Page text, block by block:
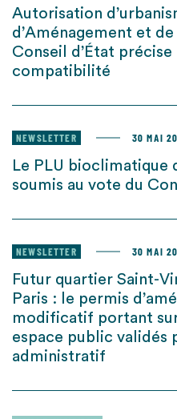
Autorisation
d’Aménagement et
Conseil d’État
compatibilité
NEWSLETTER 30 MAI
Le PLU bioclimatique
soumis au vote du
NEWSLETTER 30 MAI
Futur quartier Saint-
Paris : le permis
modificatif portant
espace public validés
administratif